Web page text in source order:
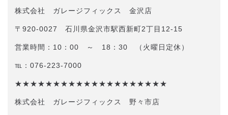
株式会社 ガレージフィックス 金沢店
〒920-0027 石川県金沢市駅西新町2丁目12-15
営業時間：10：00 ～ 18：30 （火曜日定休）
℡：076-223-7000
★★★★★★★★★★★★★★★★★★★★
株式会社 ガレージフィックス 野々市店